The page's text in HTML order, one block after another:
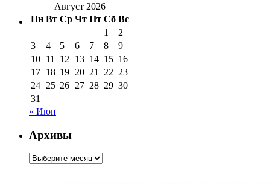
Август 2026
Пн Вт Ср Чт Пт Сб Вс
1
2
3
4 5 6 7 8
9
10 11 12 13 14 15 16
17 18 19 20 21 22 23
24 25 26 27 28 29 30
31
« Июн
Архивы
Архивы